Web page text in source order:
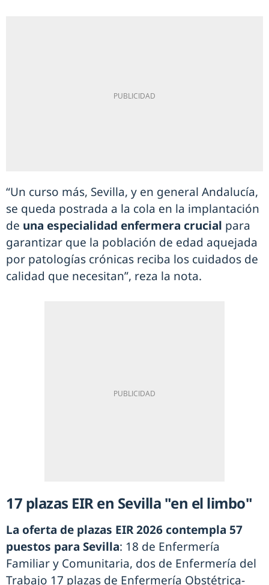
“Un curso más, Sevilla, y en general Andalucía,
se queda postrada a la cola en la implantación
de una especialidad enfermera crucial para
garantizar que la población de edad aquejada
por patologías crónicas reciba los cuidados de
calidad que necesitan”, reza la nota.
17 plazas EIR en Sevilla "en el limbo"
La oferta de plazas EIR 2026 contempla 57
puestos para Sevilla: 18 de Enfermería
Familiar y Comunitaria, dos de Enfermería del
Trabajo 17 plazas de Enfermería Obstétrica-